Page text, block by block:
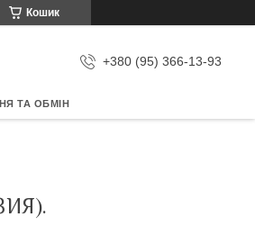
Кошик
+380 (95) 366-13-93
ТА ОБМІН